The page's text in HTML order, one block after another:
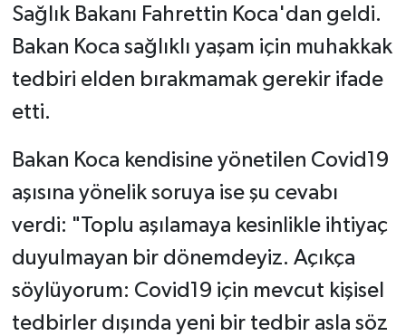
Sağlık Bakanı Fahrettin Koca'dan geldi.
Bakan Koca sağlıklı yaşam için muhakkak
tedbiri elden bırakmamak gerekir ifade
etti.
Bakan Koca kendisine yönetilen Covid19
aşısına yönelik soruya ise şu cevabı
verdi: "Toplu aşılamaya kesinlikle ihtiyaç
duyulmayan bir dönemdeyiz. Açıkça
söylüyorum: Covid19 için mevcut kişisel
tedbirler dışında yeni bir tedbir asla söz